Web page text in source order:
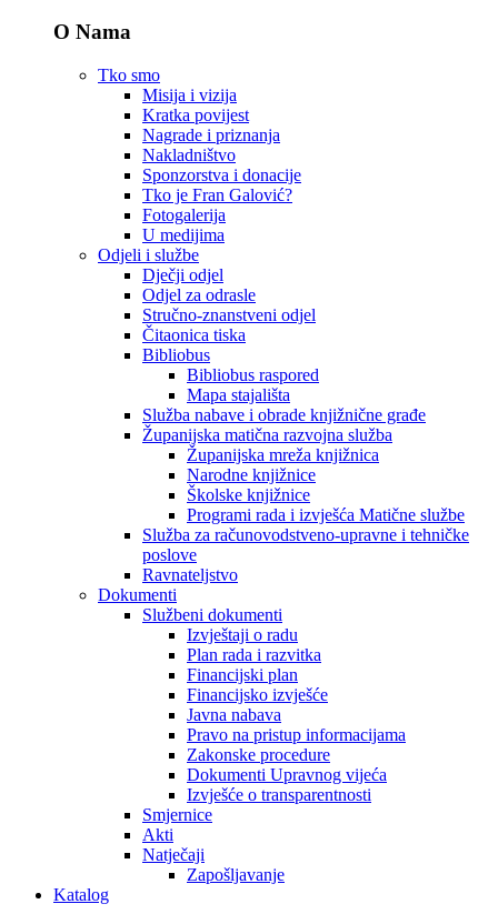
O Nama
Tko smo
Misija i vizija
Kratka povijest
Nagrade i priznanja
Nakladništvo
Sponzorstva i donacije
Tko je Fran Galović?
Fotogalerija
U medijima
Odjeli i službe
Dječji odjel
Odjel za odrasle
Stručno-znanstveni odjel
Čitaonica tiska
Bibliobus
Bibliobus raspored
Mapa stajališta
Služba nabave i obrade knjižnične građe
Županijska matična razvojna služba
Županijska mreža knjižnica
Narodne knjižnice
Školske knjižnice
Programi rada i izvješća Matične službe
Služba za računovodstveno-upravne i tehničke
poslove
Ravnateljstvo
Dokumenti
Službeni dokumenti
Izvještaji o radu
Plan rada i razvitka
Financijski plan
Financijsko izvješće
Javna nabava
Pravo na pristup informacijama
Zakonske procedure
Dokumenti Upravnog vijeća
Izvješće o transparentnosti
Smjernice
Akti
Natječaji
Zapošljavanje
Katalog